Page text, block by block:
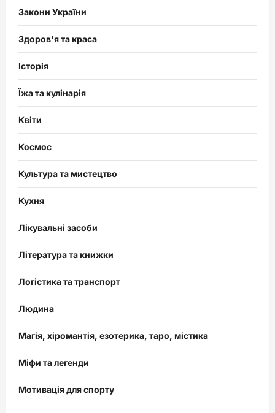
Закони України
Здоров'я та краса
Історія
Їжа та кулінарія
Квіти
Космос
Культура та мистецтво
Кухня
Лікувальні засоби
Література та книжки
Логістика та транспорт
Людина
Магія, хіромантія, езотерика, таро, містика
Міфи та легенди
Мотивація для спорту